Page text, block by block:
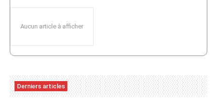
Aucun article à afficher
Derniers articles